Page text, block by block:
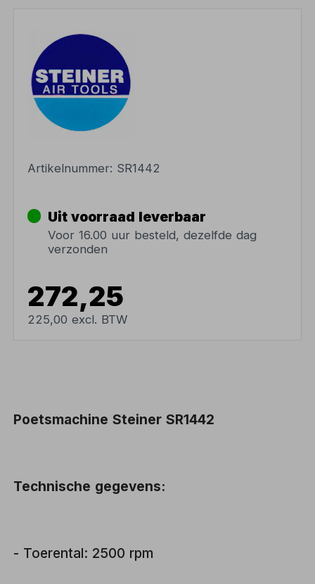
Artikelnummer: SR1442
Uit voorraad leverbaar
Voor 16.00 uur besteld, dezelfde dag
verzonden
272,25
225,00 excl. BTW
Poetsmachine Steiner SR1442
Technische gegevens:
- Toerental: 2500 rpm